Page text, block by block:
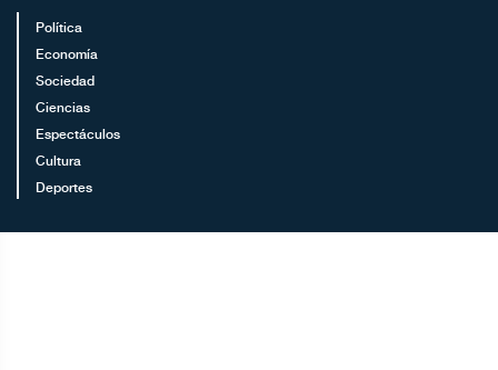
Política
Economía
Sociedad
Ciencias
Espectáculos
Cultura
Deportes